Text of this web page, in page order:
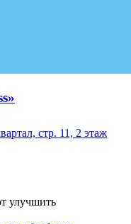
стр. 11, 2 этаж
улучшить